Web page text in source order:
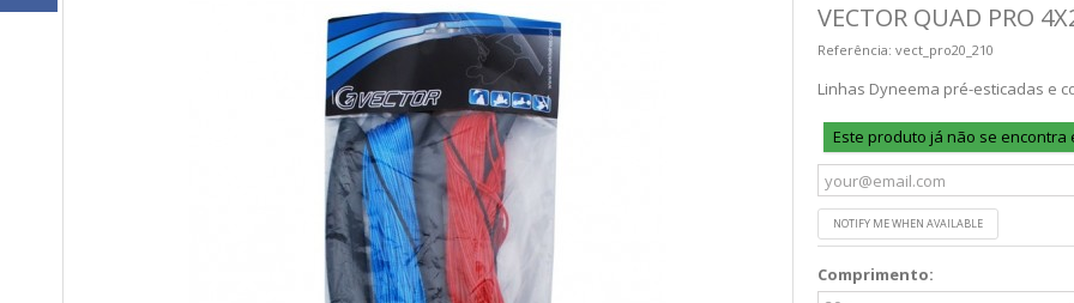
VECTOR QUAD PRO
Referência: vect_pro20_210
Linhas Dyneema pré-esticadas e
Este produto já não se encontra
NOTIFY ME WHEN AVAILABLE
Comprimento: